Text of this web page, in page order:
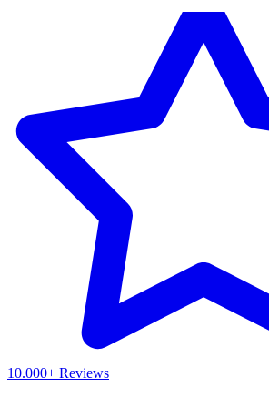
10.000+ Reviews